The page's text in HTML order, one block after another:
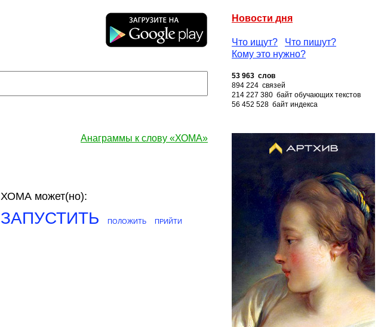
Новости дня
Что ищут?
Что пишут?
Кому это нужно?
53 963 слов
894 224 связей
214 227 380 байт обучающих текстов
56 452 528 байт индекса
Анаграммы к слову «ХОМА»
ХОМА может(но):
ЗАПУСТИТЬ ПОЛОЖИТЬ ПРИЙТИ